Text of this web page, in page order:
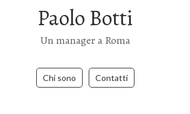
Paolo Botti
Un manager a Roma
Chi sono Contatti